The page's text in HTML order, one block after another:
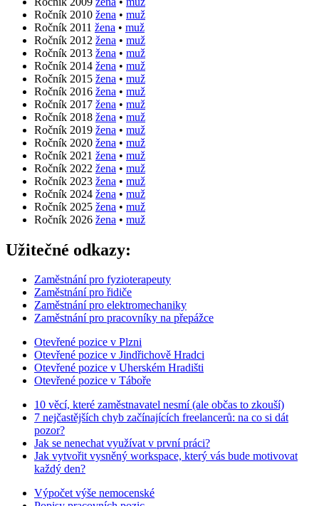
Ročník 2010 žena • muž
Ročník 2011 žena • muž
Ročník 2012 žena • muž
Ročník 2013 žena • muž
Ročník 2014 žena • muž
Ročník 2015 žena • muž
Ročník 2016 žena • muž
Ročník 2017 žena • muž
Ročník 2018 žena • muž
Ročník 2019 žena • muž
Ročník 2020 žena • muž
Ročník 2021 žena • muž
Ročník 2022 žena • muž
Ročník 2023 žena • muž
Ročník 2024 žena • muž
Ročník 2025 žena • muž
Ročník 2026 žena • muž
Užitečné odkazy:
Zaměstnání pro fyzioterapeuty
Zaměstnání pro řidiče
Zaměstnání pro elektromechaniky
Zaměstnání pro pracovníky na přepážce
Otevřené pozice v Plzni
Otevřené pozice v Jindřichově Hradci
Otevřené pozice v Uherském Hradišti
Otevřené pozice v Táboře
10 věcí, které zaměstnavatel nesmí (ale občas to zkouší)
7 nejčastějších chyb začínajících freelancerů: na co si dát
pozor?
Jak se nenechat využívat v první práci?
Jak vytvořit vysněný workspace, který vás bude motivovat
každý den?
Výpočet výše nemocenské